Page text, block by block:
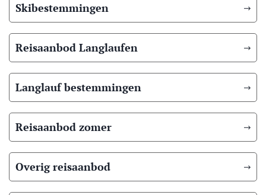
Skibestemmingen
Reisaanbod Langlaufen
Langlauf bestemmingen
Reisaanbod zomer
Overig reisaanbod